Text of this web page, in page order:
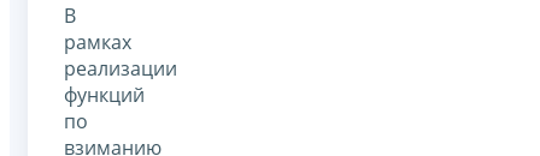
В
рамках
реализации
функций
по
взиманию